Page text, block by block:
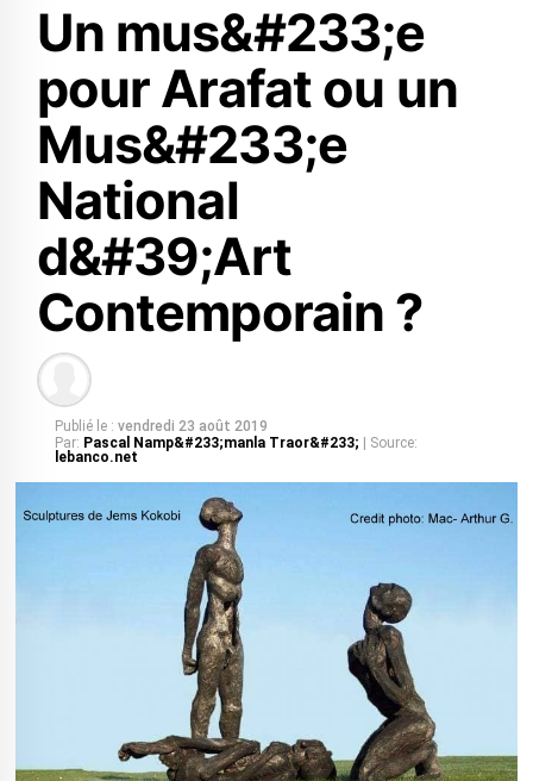
Un mus&#233;e
pour Arafat ou un
Mus&#233;e
National
d&#39;Art
Contemporain ?
Publié le : vendredi 23 août 2019
Par: Pascal Namp&#233;manla Traor&#233;
| Source:
lebanco.net